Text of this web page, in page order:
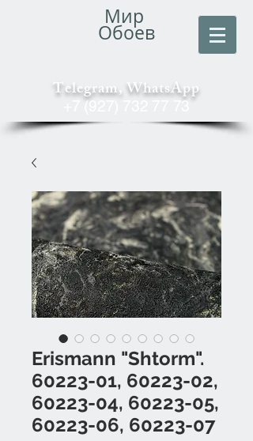
Мир
Обоев
Telegram, WhatsApp
+7 (927) 732 77 73
Erismann "Shtorm".
60223-01, 60223-02,
60223-04, 60223-05,
60223-06, 60223-07